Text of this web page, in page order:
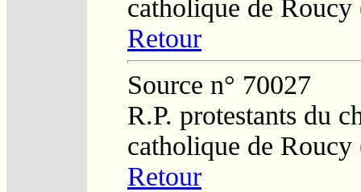
catholique de Roucy
Retour
Source n° 70027
R.P. protestants du
catholique de Roucy
Retour